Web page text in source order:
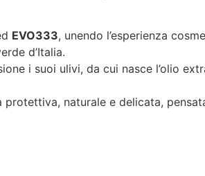
EVO333, unendo l’esperienza
d’Italia.
i suoi ulivi, da cui nasce l’olio
naturale e delicata,